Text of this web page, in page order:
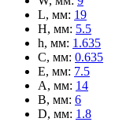
L, мм: 19
H, мм: 5.5
h, мм: 1.635
C, мм: 0.635
E, мм: 7.5
A, мм: 14
B, мм: 6
D, мм: 1.8